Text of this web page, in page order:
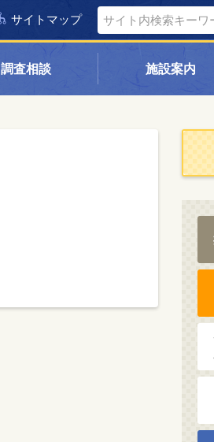
サイトマップ
調査相談 施設案内